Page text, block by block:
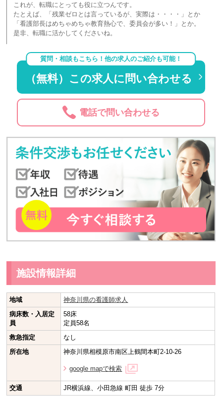
これが、転職にとっても役に立つんです。
たとえば、「残業ゼロとは言っているが、実際は・・・・」とか
「看護部長はめちゃめちゃ教育熱心で、委員会が多い！」とか。
是非、転職に活かしてくださいね。
質問・相談もこちら！他の求人のご紹介も可能！
（無料）この求人に問い合わせる
電話で問い合わせる
施設情報詳細
地域
神奈川県の看護師求人
病床数・入居定
員
58床
定員58名
救急指定
なし
所在地
神奈川県相模原市南区上鶴間本町2-10-26
google mapで検索
交通 JR横浜線、小田急線 町田 徒歩 7分